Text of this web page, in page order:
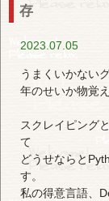
存
2023.07.05
うまくいかない
年のせいか物覚
スクレイピング
て
どうせならと
す。
私の得意言語、